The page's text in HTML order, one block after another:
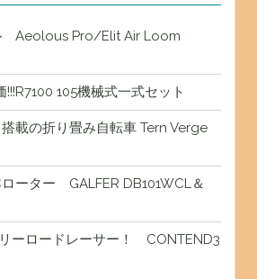
Aeolous Pro/Elit Air Loom
105機械式一式セット
載の折り畳み自転車 Tern Verge
ーター GALFER DB101WCL＆
ーロードレーサー！ CONTEND3